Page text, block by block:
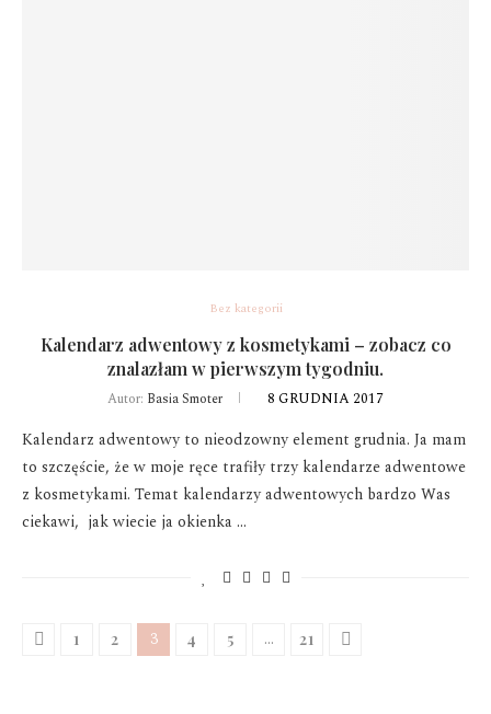
Bez kategorii
Kalendarz adwentowy z kosmetykami – zobacz co
znalazłam w pierwszym tygodniu.
Autor: Basia Smoter 8 GRUDNIA 2017
Kalendarz adwentowy to nieodzowny element grudnia. Ja mam
to szczęście, że w moje ręce trafiły trzy kalendarze adwentowe
z kosmetykami. Temat kalendarzy adwentowych bardzo Was
ciekawi, jak wiecie ja okienka …
1 2 3 4 5 … 21